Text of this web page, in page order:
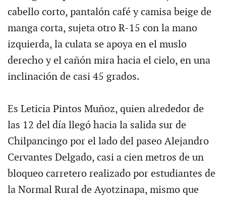
cabello corto, pantalón café y camisa beige de
manga corta, sujeta otro R-15 con la mano
izquierda, la culata se apoya en el muslo
derecho y el cañón mira hacia el cielo, en una
inclinación de casi 45 grados.
Es Leticia Pintos Muñoz, quien alrededor de
las 12 del día llegó hacia la salida sur de
Chilpancingo por el lado del paseo Alejandro
Cervantes Delgado, casi a cien metros de un
bloqueo carretero realizado por estudiantes de
la Normal Rural de Ayotzinapa, mismo que